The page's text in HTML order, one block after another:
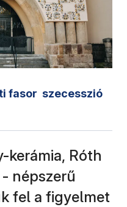
fasor szecesszió
kerámia, Róth
népszerű
fel a figyelmet